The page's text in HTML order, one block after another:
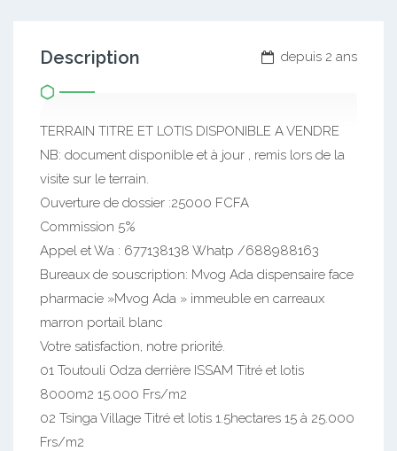
depuis 2 ans
Description
TERRAIN TITRE ET LOTIS DISPONIBLE A VENDRE
NB: document disponible et à jour , remis lors de la
visite sur le terrain.
Ouverture de dossier :25000 FCFA
Commission 5%
Appel et Wa : 677138138 Whatp /688988163
Bureaux de souscription: Mvog Ada dispensaire face
pharmacie »Mvog Ada » immeuble en carreaux
marron portail blanc
Votre satisfaction, notre priorité.
01 Toutouli Odza derrière ISSAM Titré et lotis
8000m2 15.000 Frs/m2
02 Tsinga Village Titré et lotis 1.5hectares 15 à 25.000
Frs/m2